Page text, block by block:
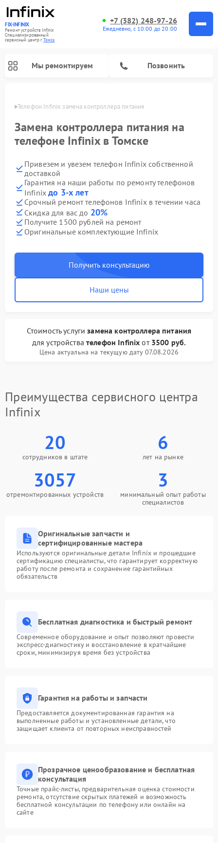
FIX-INFINIX
Ремонт устройств Infinix
Специализированный
cервисный центр г.Томск
+7 (382) 248-97-26
Ежедневно, с 10:00 до 20:00
Мы ремонтируем Позвонить
Телефон Infinix замена контроллера питания
Замена контроллера питания на
телефоне Infinix в Томске
Привезем и увезем телефон Infinix собственной
доставкой
Гарантия на наши работы по ремонту телефонов
Infinixдо 3-х лет
Срочный ремонт телефонов Infinix в течении часа
Скидка для вас до 20%
Получите 1500 рублей на ремонт
Оригинальные комплектующие Infinix
Получить консультацию
Наши цены
Стоимость услугизамена контроллера питания
для устройствателефон Infinix от 3500 руб.
Цена актуальна на текущую дату 07.08.2026
Преимущества сервисного центра
Infinix
20
сотрудников в штате
6
лет на рынке
3057
отремонтированных устройств
3
минимальный опыт работы
специалистов
Оригинальные запчасти и
сертифицированные мастера
Используются оригинальные детали Infinix и прошедшие
сертификацию специалисты, что гарантирует корректную
работу после ремонта и сохранение гарантийных
обязательств
Бесплатная диагностика и быстрый ремонт
Современное оборудование и опыт позволяют провести
экспресс-диагностику и восстановление в кратчайшие
сроки, минимизируя время без устройства
Гарантия на работы и запчасти
Предоставляется документированная гарантия на
выполненные работы и установленные детали, что
защищает клиента от повторных неисправностей
Прозрачное ценообразование и бесплатная
консультация
Точные прайс-листы, предварительная оценка стоимости
ремонта, отсутствие скрытых платежей и возможность
бесплатной консультации по телефону или онлайн на
сайте